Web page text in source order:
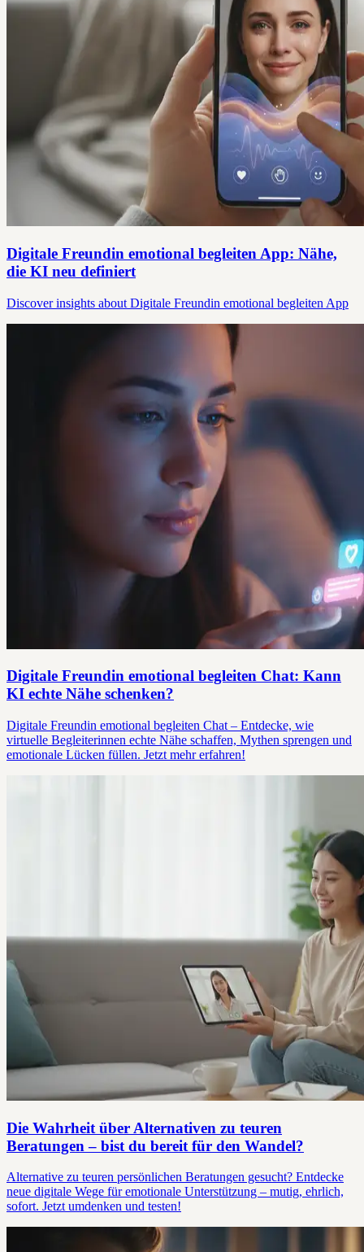
Digitale Freundin emotional begleiten App: Nähe,
die KI neu definiert
Discover insights about Digitale Freundin emotional begleiten App
Digitale Freundin emotional begleiten Chat: Kann
KI echte Nähe schenken?
Digitale Freundin emotional begleiten Chat – Entdecke, wie
virtuelle Begleiterinnen echte Nähe schaffen, Mythen sprengen und
emotionale Lücken füllen. Jetzt mehr erfahren!
Die Wahrheit über Alternativen zu teuren
Beratungen – bist du bereit für den Wandel?
Alternative zu teuren persönlichen Beratungen gesucht? Entdecke
neue digitale Wege für emotionale Unterstützung – mutig, ehrlich,
sofort. Jetzt umdenken und testen!